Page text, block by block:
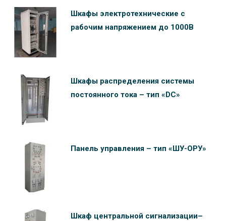
Шкафы электротехнические c
рабочим напряжением до 1000В
Шкафы распределения системы
постоянного тока – тип «DC»
Панель управления – тип «ШУ-ОРУ»
Шкаф центральной сигнализации–